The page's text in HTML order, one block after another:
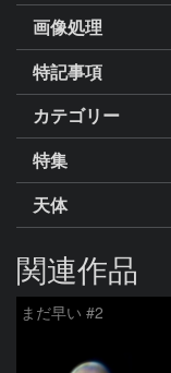
画像処理
特記事項
カテゴリー
特集
天体
関連作品
まだ早い #2